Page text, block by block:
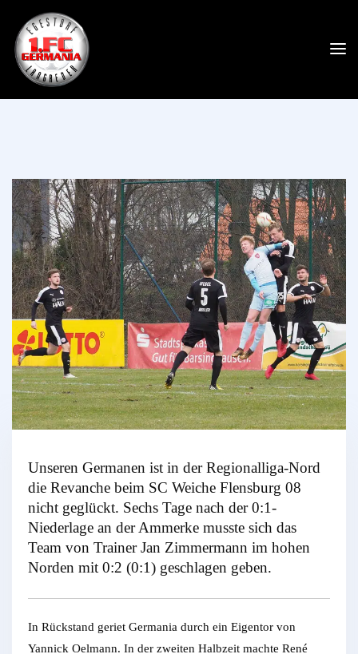
Unseren Germanen ist in der Regionalliga-Nord
die Revanche beim SC Weiche Flensburg 08
nicht geglückt. Sechs Tage nach der 0:1-
Niederlage an der Ammerke musste sich das
Team von Trainer Jan Zimmermann im hohen
Norden mit 0:2 (0:1) geschlagen geben.
In Rückstand geriet Germania durch ein Eigentor von
Yannick Oelmann. In der zweiten Halbzeit machte René